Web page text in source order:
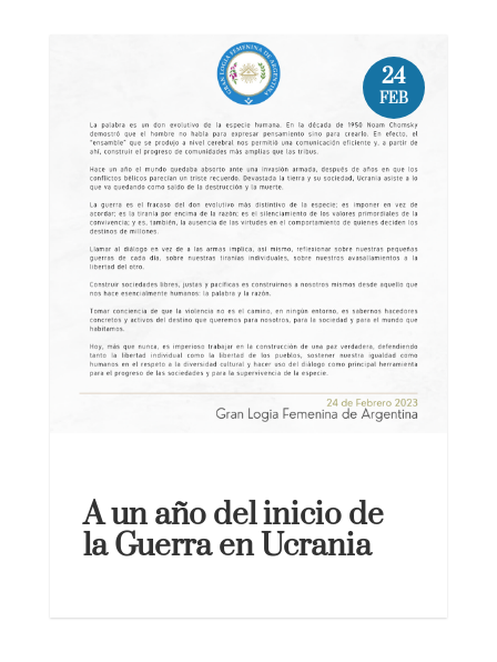
A un año del inicio de
la Guerra en Ucrania
24
FEB